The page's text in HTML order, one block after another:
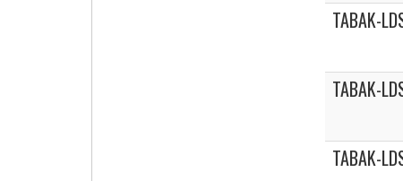
TABAK-
TABAK-
TABAK-